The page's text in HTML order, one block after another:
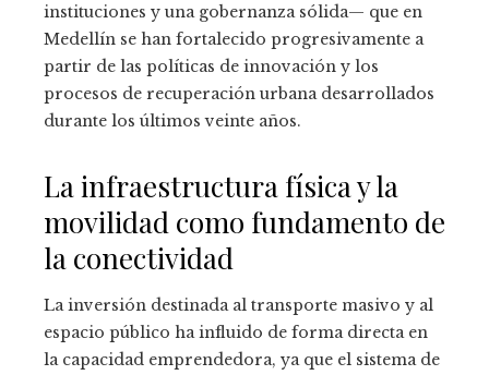
instituciones y una gobernanza sólida— que en
Medellín se han fortalecido progresivamente a
partir de las políticas de innovación y los
procesos de recuperación urbana desarrollados
durante los últimos veinte años.
La infraestructura física y la
movilidad como fundamento de
la conectividad
La inversión destinada al transporte masivo y al
espacio público ha influido de forma directa en
la capacidad emprendedora, ya que el sistema de